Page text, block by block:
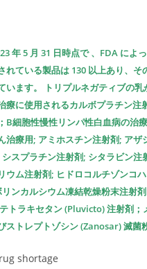
年 5 月 31 日時点で、FDA によ
れている製品は 130 以上あり、そ
います。 トリプルネガティブの
療に使用されるカルボプラチン注
B細胞性慢性リンパ性白血病の治
治療用; アミホスチン注射剤; アザ
スプラチン注射剤; シタラビン注
ウム注射剤; ヒドロコルチゾンコ
ンカルシウム凍結乾燥粉末注射
トラキセタン (Pluvicto) 注射剤；
ストレプトゾシン (Zanosar) 滅菌